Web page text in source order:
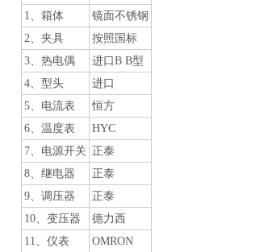
1、箱体
镜面不锈钢
2、夹具
按照国标
3、热电偶 进口 B B型
4、型头
进口
5、电流表
恒方
6、温度表
HYC
7、电源开关 正泰
8、继电器
正泰
9、调压器
正泰
10、变压器
德力西
11、仪表
OMRON